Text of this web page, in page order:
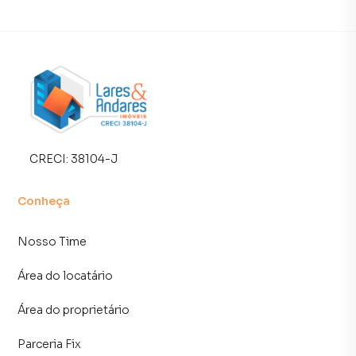
encontrar o imóvel que mais combina com seu estilo de
vida.
Negocie seu imóvel de forma totalmente online, com
você consegue comprar ou alugar um imóvel em São Paulo
fazer tudo online, direto do seu computador ou
smartphone. Nós criamos soluções inovadoras para
compradores com o mercado imobiliário.
Andares Imóveis é uma imobiliária digital com imóveis em
CRECI: 38104-J
Conheça
Nosso Time
Área do locatário
Área do proprietário
Parceria Fix